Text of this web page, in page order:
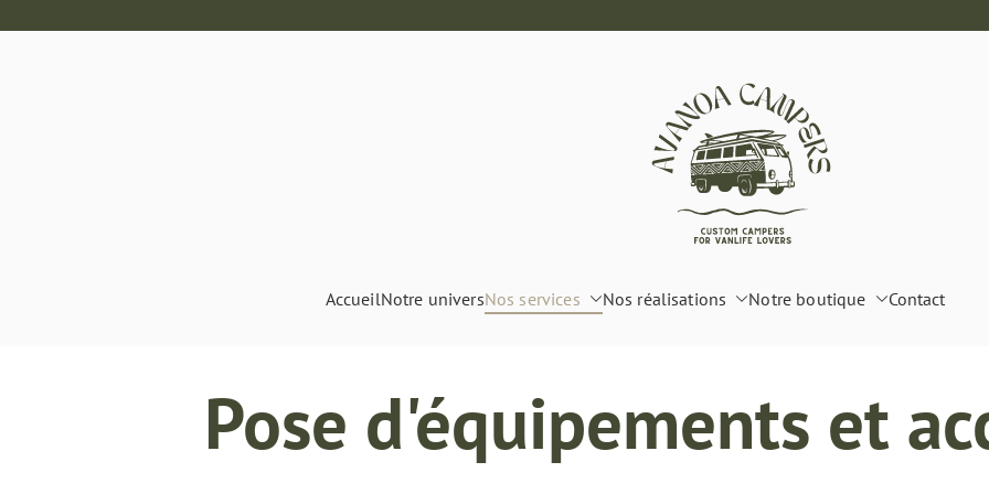
Aménagement de van
AccueilNotre universNos services Nos réalisations Notre boutique Contact
Pose d'équipements et